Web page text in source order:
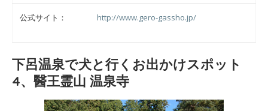
公式サイト： http://www.gero-gassho.jp/
下呂温泉で犬と行くお出かけスポット
4、醫王霊山 温泉寺